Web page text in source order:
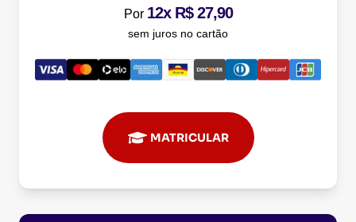
Por 12x R$ 27,90
sem juros no cartão
MATRICULAR